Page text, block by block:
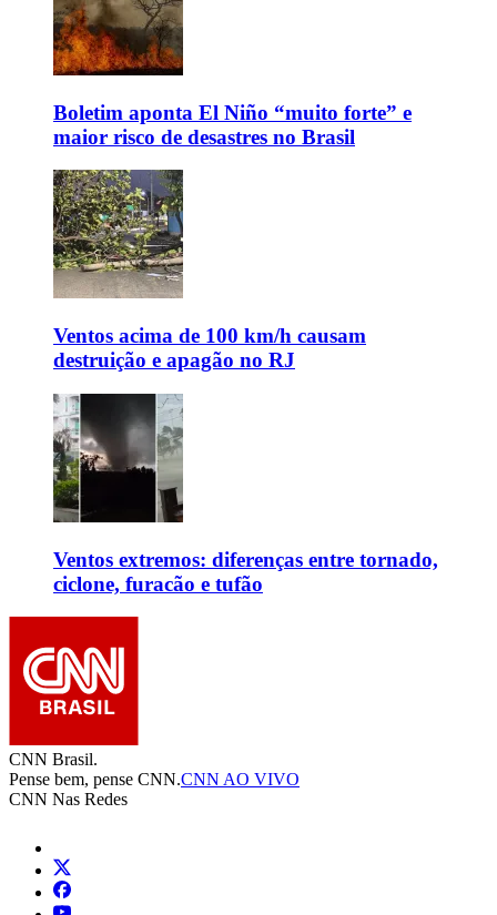
Boletim aponta El Niño “muito forte” e
maior risco de desastres no Brasil
Ventos acima de 100 km/h causam
destruição e apagão no RJ
Ventos extremos: diferenças entre tornado,
ciclone, furacão e tufão
CNN Brasil.
Pense bem, pense CNN.CNN AO VIVO
CNN Nas Redes